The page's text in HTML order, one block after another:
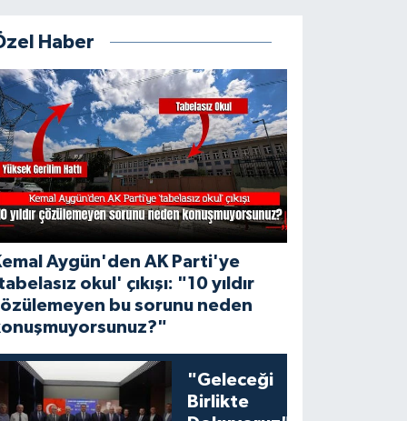
Haber
Aygün'den AK Parti'ye
okul' çıkışı: "10 yıldır
bu sorunu neden
"Geleceği
Birlikte